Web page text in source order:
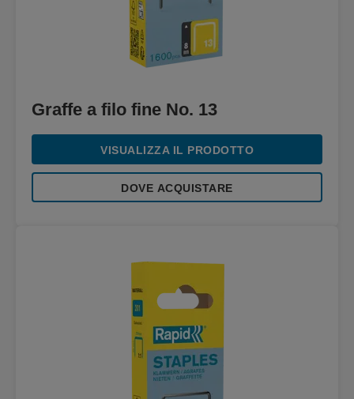
Graffe a filo fine No. 13
VISUALIZZA IL PRODOTTO
DOVE ACQUISTARE